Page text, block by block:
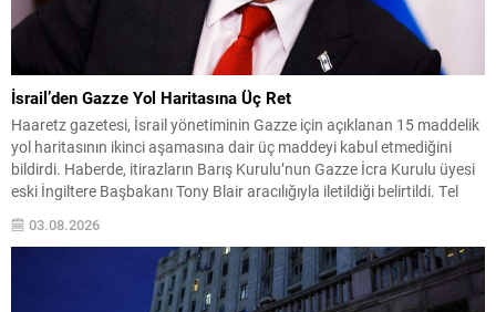
İsrail’den Gazze Yol Haritasına Üç Ret
Haaretz gazetesi, İsrail yönetiminin Gazze için açıklanan 15 maddelik
yol haritasının ikinci aşamasına dair üç maddeyi kabul etmediğini
bildirdi. Haberde, itirazların Barış Kurulu’nun Gazze İcra Kurulu üyesi
eski İngiltere Başbakanı Tony Blair aracılığıyla iletildiği belirtildi. Tel
saldırılarının tamamen durmasını kabul etmemesi oldu....
03.08.2026